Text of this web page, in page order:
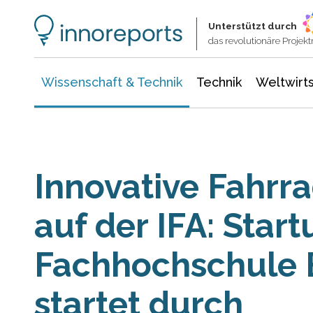
Unterstützt durch
das revolutionäre
Wissenschaft & Technik Technik
Innovative
auf der IFA:
Fachhochschule
startet durch